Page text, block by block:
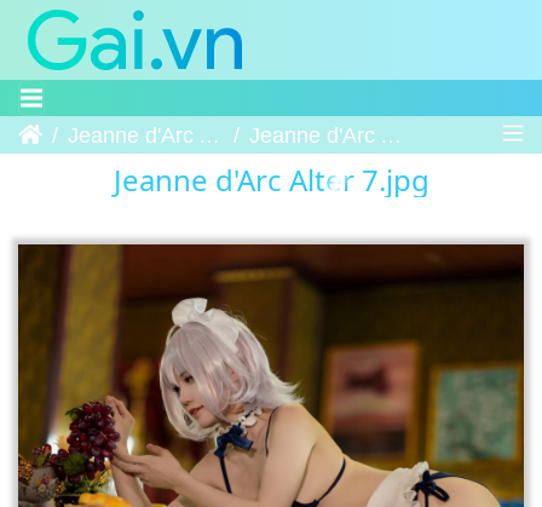
Trang chủJeanne d'Arc Alter Jeanne d'Arc Alter 7
Jeanne d'Arc Alter 7.jpg